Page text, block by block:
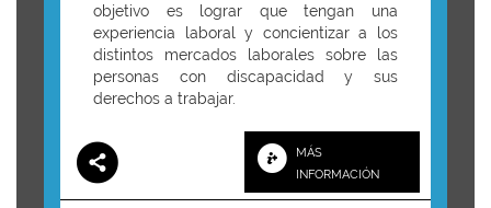
objetivo es lograr que tengan una
experiencia laboral y concientizar a los
distintos mercados laborales sobre las
personas con discapacidad y sus
derechos a trabajar.
MÁS
INFORMACIÓN